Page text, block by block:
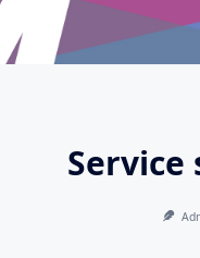
Service